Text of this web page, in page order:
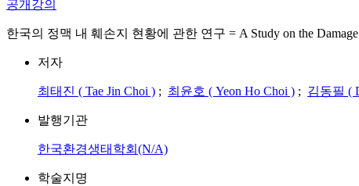
공개강의
한국의 정맥 내 훼손지 현황에 관한 연구 = A Study on the Damage
저자
최태진 ( Tae Jin Choi ) ; 최윤호 ( Yeon Ho Choi ) ; 김동필 (
발행기관
한국환경생태학회(N/A)
학술지명